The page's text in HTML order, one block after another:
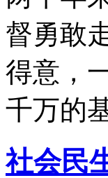
督勇敢
得意，
千万的
社会民